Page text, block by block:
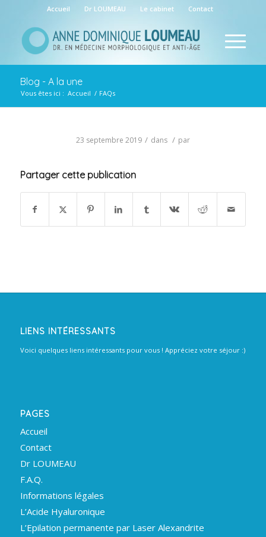
Accueil Dr LOUMEAU Le cabinet Contact
Blog - A la une
Vous êtes ici : Accueil / FAQs
23 septembre 2019 / dans / par
Partager cette publication
LIENS INTÉRESSANTS
Voici quelques liens intéressants pour vous ! Appréciez votre séjour :)
PAGES
Accueil
Contact
Dr LOUMEAU
F.A.Q.
Informations légales
L’Acide Hyaluronique
L’Epilation permanente par Laser Alexandrite